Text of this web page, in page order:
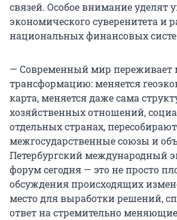
связей. Особое внимание уделят
экономического суверенитета и
национальных финансовых
— Современный мир переживает
трансформацию: меняется
карта, меняется даже сама
хозяйственных отношений,
отдельных странах,
межгосударственные союзы и
Петербургский международный
форум сегодня — это не просто
обсуждения происходящих
место для выработки решений,
ответ на стремительно